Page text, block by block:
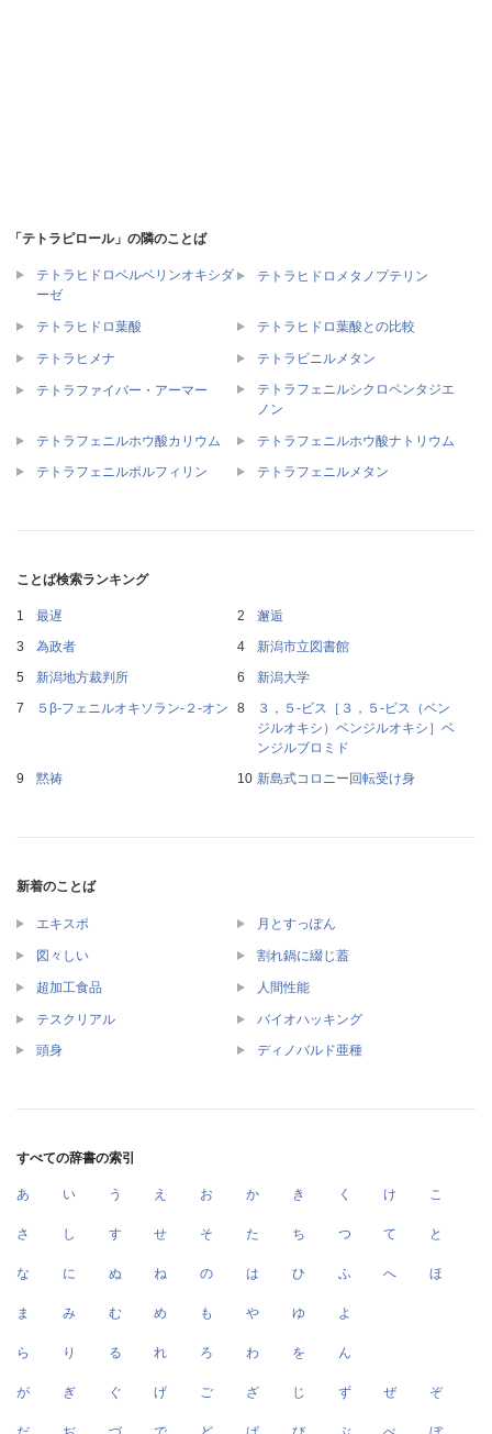
「テトラピロール」の隣のことば
テトラヒドロベルベリンオキシダ
ーゼ
テトラヒドロメタノプテリン
テトラヒドロ葉酸 テトラヒドロ葉酸との比較
テトラヒメナ テトラビニルメタン
テトラファイバー・アーマー
テトラフェニルシクロペンタジエ
ノン
テトラフェニルホウ酸カリウム テトラフェニルホウ酸ナトリウム
テトラフェニルポルフィリン テトラフェニルメタン
ことば検索ランキング
最遅
邂逅
為政者
新潟市立図書館
新潟地方裁判所
新潟大学
５β‐フェニルオキソラン‐２‐オン
３，５‐ビス［３，５‐ビス（ベン
ジルオキシ）ベンジルオキシ］ベ
ンジルブロミド
黙祷
新島式コロニー回転受け身
新着のことば
エキスポ 月とすっぽん
図々しい 割れ鍋に綴じ蓋
超加工食品 人間性能
テスクリアル バイオハッキング
頭身 ディノバルド亜種
すべての辞書の索引
あ い う え お か き く け こ
さ し す せ そ た ち つ て と
な に ぬ ね の は ひ ふ へ ほ
ま み む め も や ゆ よ
ら り る れ ろ わ を ん
が ぎ ぐ げ ご ざ じ ず ぜ ぞ